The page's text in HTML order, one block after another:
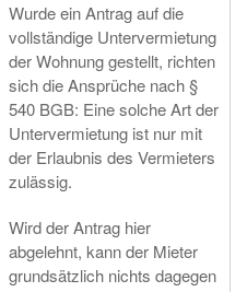
Wurde ein Antrag auf die
vollständige Untervermietung
der Wohnung gestellt, richten
sich die Ansprüche nach §
540 BGB: Eine solche Art der
Untervermietung ist nur mit
der Erlaubnis des Vermieters
zulässig.
Wird der Antrag hier
abgelehnt, kann der Mieter
grundsätzlich nichts dagegen